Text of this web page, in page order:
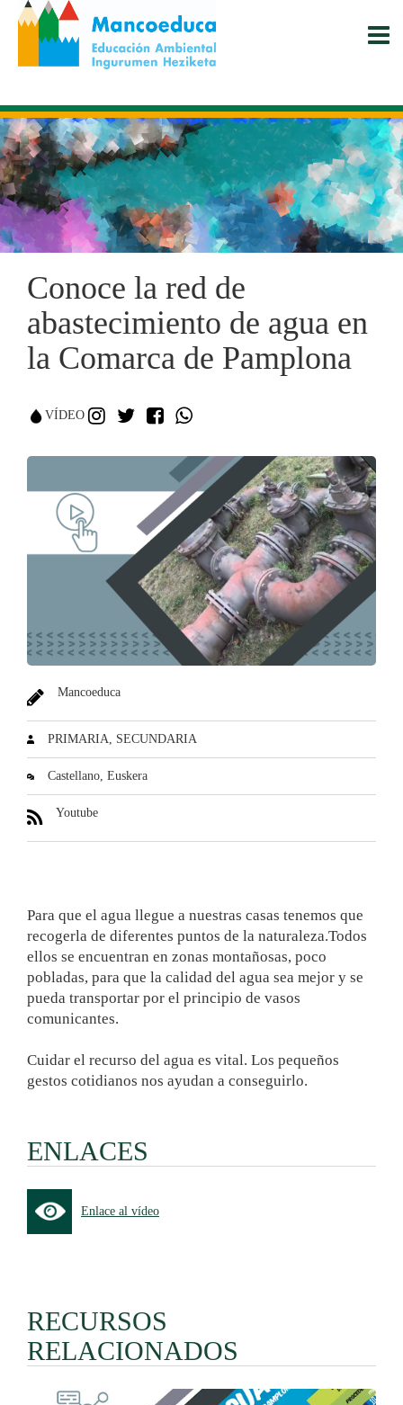
Pasar
contenido
principal
Conoce la red de
abastecimiento de agua en
la Comarca de Pamplona
VÍDEO
Mancoeduca
PRIMARIA SECUNDARIA
Castellano Euskera
Youtube
Para que el agua llegue a nuestras casas tenemos que
recogerla de diferentes puntos de la naturaleza.Todos
ellos se encuentran en zonas montañosas, poco
pobladas, para que la calidad del agua sea mejor y se
pueda transportar por el principio de vasos
comunicantes.
Cuidar el recurso del agua es vital. Los pequeños
gestos cotidianos nos ayudan a conseguirlo.
ENLACES
Enlace al vídeo
RECURSOS
RELACIONADOS